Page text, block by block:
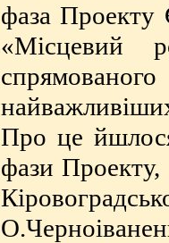
фаза
«Місцевий
Про це йшлося
фази Проекту,